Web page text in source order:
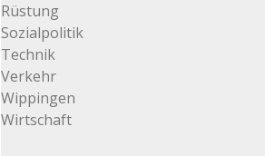
Rüstung
Sozialpolitik
Technik
Verkehr
Wippingen
Wirtschaft